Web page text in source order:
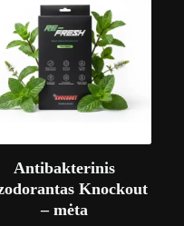
Antibakterinis
Knockout
– mėta